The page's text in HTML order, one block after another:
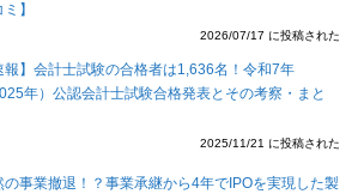
】
2026/07/17 に投稿された
報】会計士試験の合格者は1,636名！令和7年
年）公認会計士試験合格発表とその考察・まと
2025/11/21 に投稿された
の事業撤退！？事業承継から4年でIPOを実現した製